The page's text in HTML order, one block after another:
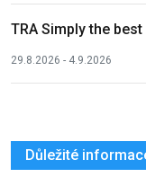
TRA Simply the
29.8.2026 - 4.9.2026
Důležité